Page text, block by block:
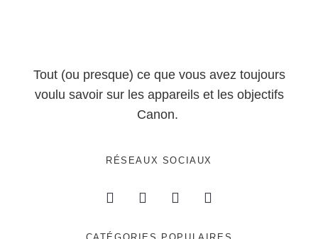
Tout (ou presque) ce que vous avez toujours
voulu savoir sur les appareils et les objectifs
Canon.
RÉSEAUX SOCIAUX